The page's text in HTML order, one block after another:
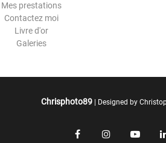
Mes prestations
Contactez moi
Livre d'or
Galeries
Chrisphoto89 | Designed by
FacebookInstagram